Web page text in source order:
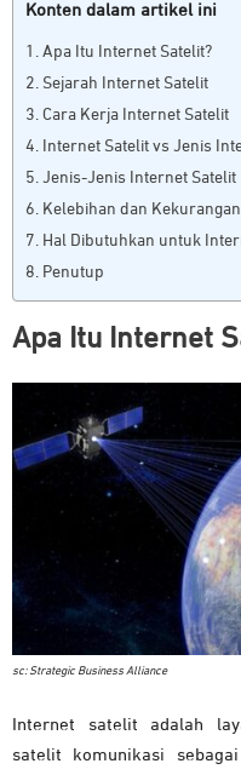
Konten dalam artikel ini
Apa Itu Internet Satelit?
Sejarah Internet Satelit
Cara Kerja Internet Satelit
Internet Satelit vs Jenis
Jenis-Jenis Internet Satelit
Kelebihan dan
Hal Dibutuhkan untuk
Penutup
Apa Itu Internet
sc: Strategic Business Alliance
Internet satelit adalah
satelit komunikasi